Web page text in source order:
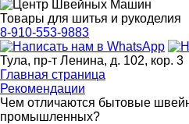
Товары для шитья и рукоделия
8-910-553-9883
Тула, пр-т Ленина, д. 102, кор. 3
Главная страница
Рекомендации
Чем отличаются бытовые
промышленных?